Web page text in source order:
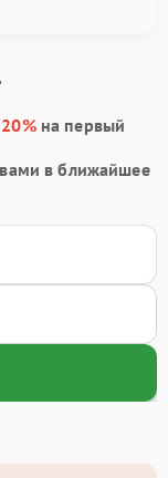
на первый
в ближайшее